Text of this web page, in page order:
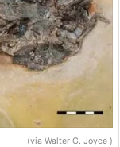
(via Walter G. Joyce )